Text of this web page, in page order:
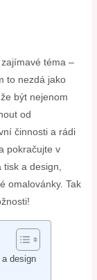
téma –
to nezdá jako
být nejenom
od
činnosti a rádi
pokračujte v
a design,
omalovánky. Tak
design